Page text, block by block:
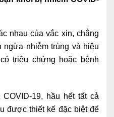
nhau của vắc xin, chẳng
ngừa nhiễm trùng và hiệu
triệu chứng hoặc bệnh
19, hầu hết tất cả
được thiết kế đặc biệt để